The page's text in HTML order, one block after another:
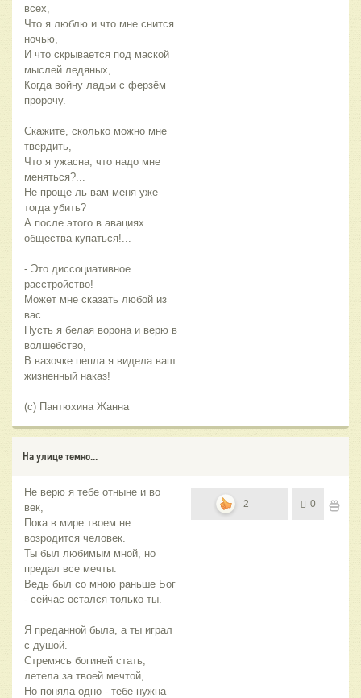
всех,
Что я люблю и что мне снится
ночью,
И что скрывается под маской
мыслей ледяных,
Когда войну ладьи с ферзём
пророчу.
Скажите, сколько можно мне
твердить,
Что я ужасна, что надо мне
меняться?...
Не проще ль вам меня уже
тогда убить?
А после этого в авациях
общества купаться!...
- Это диссоциативное
расстройство!
Может мне сказать любой из
вас.
Пусть я белая ворона и верю в
волшебство,
В вазочке пепла я видела ваш
жизненный наказ!
(с) Пантюхина Жанна
На улице темно...
Не верю я тебе отныне и во
век,
Пока в мире твоем не
возродится человек.
Ты был любимым мной, но
предал все мечты.
Ведь был со мною раньше Бог
- сейчас остался только ты.
Я преданной была, а ты играл
с душой.
Стремясь богиней стать,
летела за твоей мечтой,
Но поняла одно - тебе нужна
2 0